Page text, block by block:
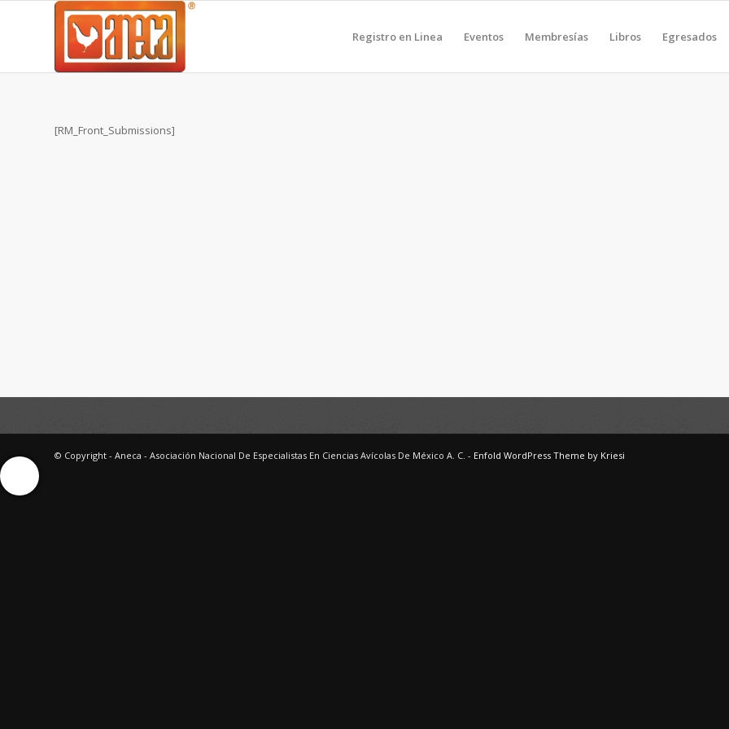
Registro en Linea Eventos Membresías Libros Egresados
[RM_Front_Submissions]
© Copyright - Aneca - Asociación Nacional De Especialistas En Ciencias Avícolas De México A. C. - Enfold WordPress Theme by Kriesi
Ayuda Interactiva
Ayuda Interactiva
Ayuda Interactiva